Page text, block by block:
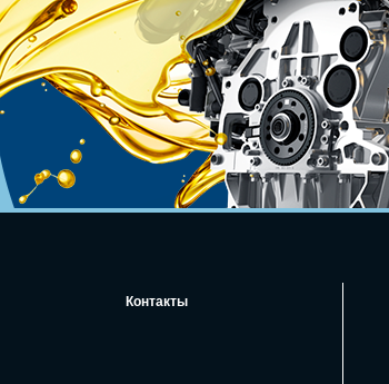
Контакты